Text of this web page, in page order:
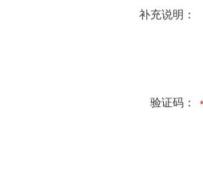
补充说明：
验证码：